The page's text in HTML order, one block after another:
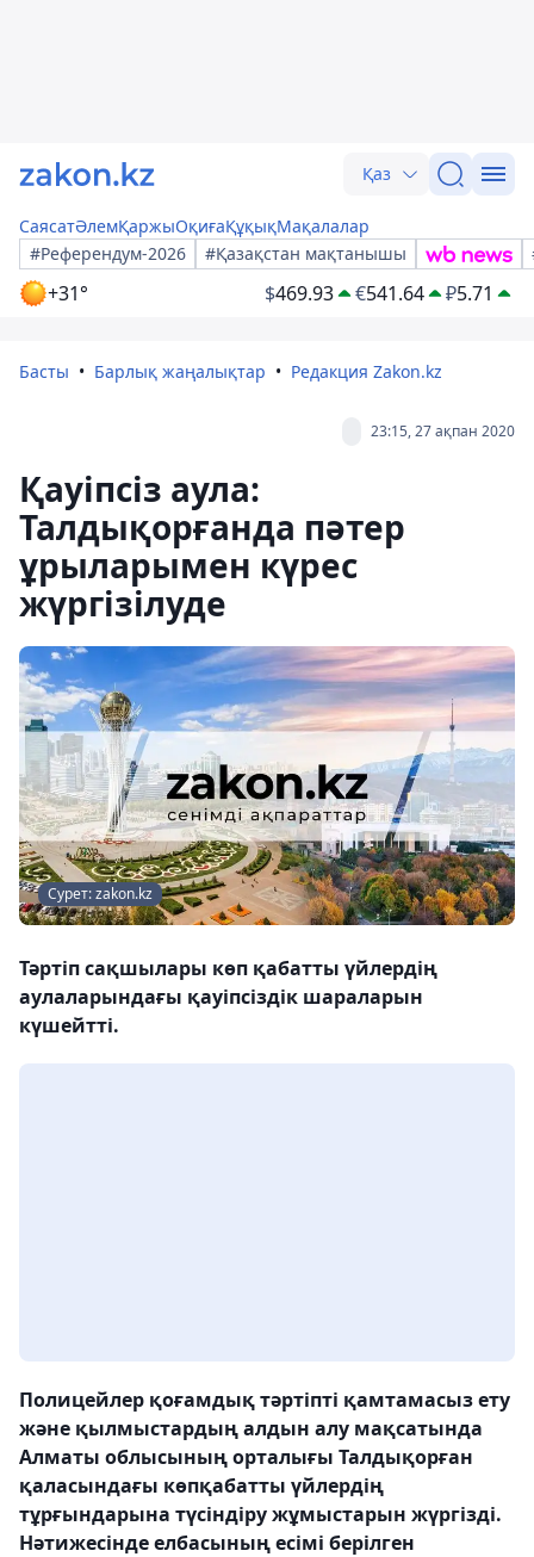
Қаз
СаясатӘлемҚаржыОқиғаҚұқықМақалалар
#Референдум-2026
#Қазақстан мақтанышы
+31° $469.93 €541.64 ₽5.71
Басты Барлық жаңалықтар Редакция Zakon.kz
23:15, 27 ақпан 2020
Қауіпсіз аула:
Талдықорғанда пәтер
ұрыларымен күрес
жүргізілуде
Сурет: zakon.kz
Тәртіп сақшылары көп қабатты үйлердің
аулаларындағы қауіпсіздік шараларын
күшейтті.
Полицейлер қоғамдық тәртіпті қамтамасыз ету
және қылмыстардың алдын алу мақсатында
Алматы облысының орталығы Талдықорған
қаласындағы көпқабатты үйлердің
тұрғындарына түсіндіру жұмыстарын жүргізді.
Нәтижесінде елбасының есімі берілген